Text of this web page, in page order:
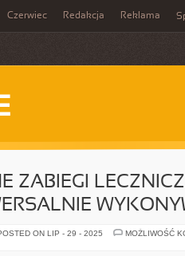
Czerwiec Redakcja Reklama
ZABIEGI
ON LIP - 29 - 2025
MOŻLIWOŚĆ